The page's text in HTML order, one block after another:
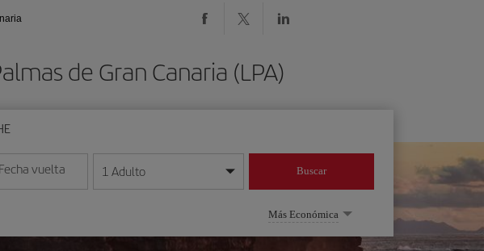
de Gran Canaria (LPA)
día/mes/año
Fecha vuelta
la fecha en formato día/mes/año
1 Adulto Buscar
Más Económica